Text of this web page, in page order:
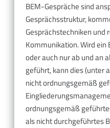
BEM-Gespräche sind
Gesprächsstruktur,
Gesprächstechniken und
Kommunikation. Wird
oder auch nur ab und an
geführt, kann dies (unter
nicht ordnungsgemäß
ordnungsgemäß
als nicht durchgeführtes